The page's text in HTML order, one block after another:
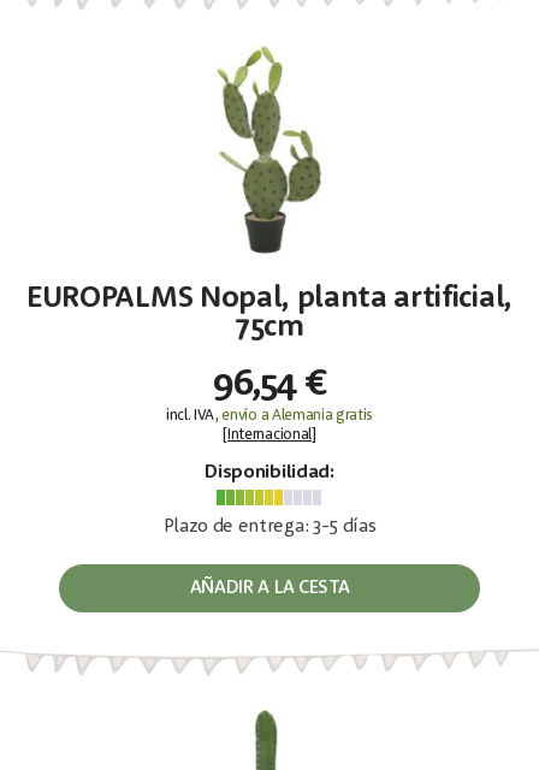
EUROPALMS Nopal, planta artificial,
75cm
96,54 €
incl. IVA,envío a Alemania gratis
Internacional]
Disponibilidad:
Plazo de entrega: 3-5 días
AÑADIR A LA CESTA